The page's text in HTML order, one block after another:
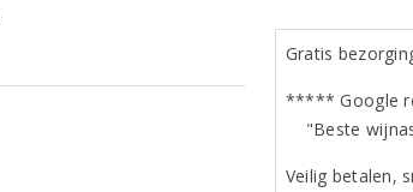
Gratis
***** Google
"Beste
Veilig betalen,